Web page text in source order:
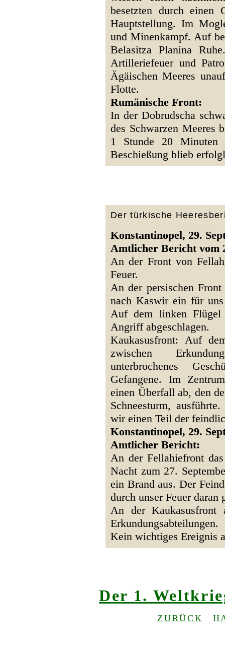
besetzten durch einen
Hauptstellung. Im
und Minenkampf. Auf
Belasitza Planina
Artilleriefeuer und
Ägäischen Meeres
Flotte.
Rumänische Front:
In der Dobrudscha
des Schwarzen Meeres
1 Stunde 20
Beschießung blieb
Der türkische
Konstantinopel, 29.
Amtlicher Bericht vom
An der Front von
Feuer.
An der persischen
nach Kaswir ein für
Auf dem linken Flügel
Angriff abgeschlagen.
Kaukasusfront: Auf
zwischen
unterbrochenes
Gefangene. Im
einen Überfall ab, den
Schneesturm,
wir einen Teil der
Konstantinopel, 29.
Amtlicher Bericht:
An der Fellahiefront
Nacht zum 27.
ein Brand aus. Der
durch unser Feuer daran
An der Kaukasusfront
Erkundungsabteilungen.
Kein wichtiges Ereignis
Der 1.
ZURÜCK